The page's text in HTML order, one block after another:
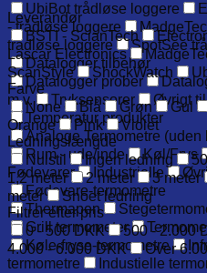
UbiBot trådløse loggere
- trådløse loggere
trådløse loggere
SpotSee
Datalogger tilbehør
Datalogger prober
m.v.
Tryksensorer
Øvrigt
Temperatur produkter
Analoge Termometre (uden
Rum - ude/inde
Køl/Frys
Fødevarer
Industrielle
Fødevare-termometre
Thermapen
Grill termometer
Køle-fryse-termometre
termometre
Industielle
Leverandør
BSTI - ScianTech
Lascar Electronics
ScanStyle
ShockWatch
Farve
None
Blå Grøn Gul
Orange
Pink
Violet
Ledningslængde
Nulstil
Ingen ledning
1,2 meter
2 meter 3 meter
meter
Snoet ledning
Filtrer efter pris
0 - 500 DKK
500 - 2.000
4.000 - 6.000 DKK
Over